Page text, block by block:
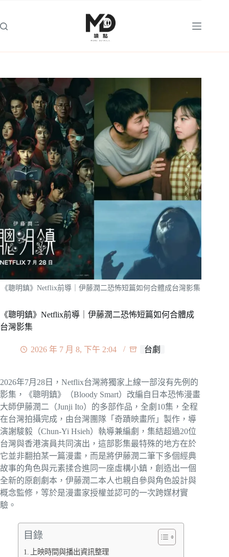
主
《聰明鎮》Netflix前導｜伊藤潤二恐怖短篇如何合體成台灣影集
《聰明鎮》Netflix前導｜伊藤潤二恐怖短篇如何合體成
台灣影集
2026 年 7 月 8, 下午 2:04 台劇
2026年7月28日，Netflix台灣將獨家上線一部沒有先例的
影集，《聰明鎮》（Bloody Smart）改編自日本恐怖漫畫
大師伊藤潤二（Junji Ito）的多部作品，全劇10集，全程
在台灣拍攝完成，由台灣團隊「奇蹟映畫所」製作，導
演謝駿毅（Chun-Yi Hsieh）執導兼編劇，集結超過20位
台灣與香港演員共同演出，這部影集最特殊的地方在於
它並非翻拍某一篇漫畫，而是將伊藤潤二筆下多個經典
故事的角色與元素揉合進同一座虛構小鎮，創造出一個
全新的原創劇本，伊藤潤二本人也親自參與角色設計與
概念監修，等於是漫畫家授權並認可的一次跨媒材實
驗。
目錄
上映時間與播出資訊整理